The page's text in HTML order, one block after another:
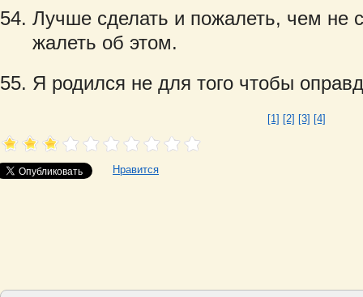
Лучше сделать и пожалеть, чем не
жалеть об этом.
Я родился не для того чтобы
[1] [2] [3] [4]
Нравится